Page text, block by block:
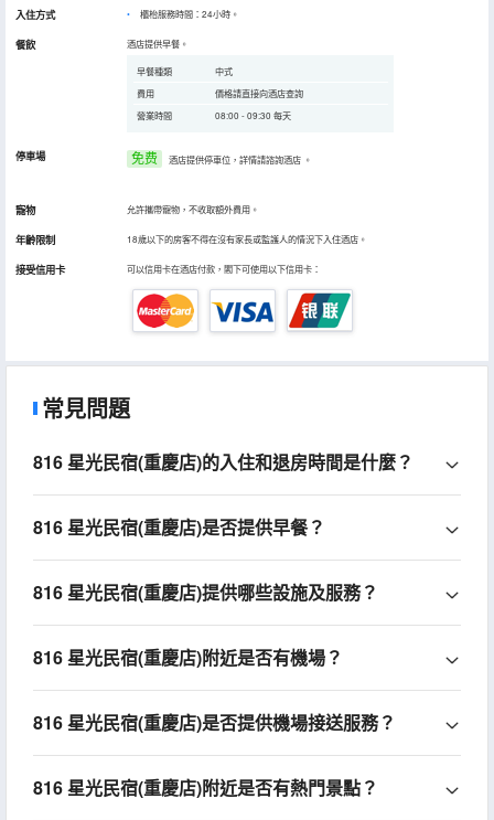
入住方式 櫃枱服務時間：24小時。
餐飲 酒店提供早餐。
早餐種類
中式
費用
價格請直接向酒店查詢
營業時間
08:00 - 09:30 每天
停車場 免费 酒店提供停車位，詳情請諮詢酒店 。
寵物 允許攜帶寵物，不收取額外費用。
年齡限制 18歲以下的房客不得在沒有家長或監護人的情況下入住酒店。
接受信用卡 可以信用卡在酒店付款，閣下可使用以下信用卡：
常見問題
816 星光民宿(重慶店)的入住和退房時間是什麼？
816 星光民宿(重慶店)是否提供早餐？
816 星光民宿(重慶店)提供哪些設施及服務？
816 星光民宿(重慶店)附近是否有機場？
816 星光民宿(重慶店)是否提供機場接送服務？
816 星光民宿(重慶店)附近是否有熱門景點？